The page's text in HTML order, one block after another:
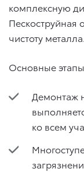
комплексную
Пескоструйная
чистоту металла.
Основные
Демонтаж
ко всем